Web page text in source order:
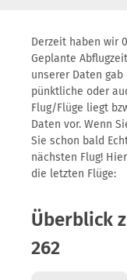
Derzeit haben wir
Geplante
unserer Daten
pünktliche oder
Flug/Flüge liegt
Daten vor. Wenn
Sie schon bald
nächsten Flug!
die letzten Flüge:
Überblick
262